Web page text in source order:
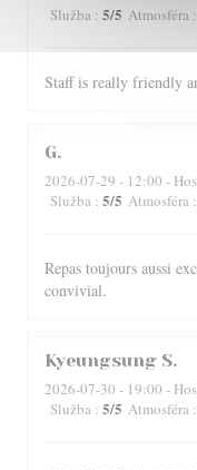
Služba : 5/5 Atmosféra :
Staff is really friendly
G
2026-07-29 - 12:00 -
Služba : 5/5 Atmosféra :
Repas toujours aussi
convivial.
Kyeungsung S
2026-07-30 - 19:00 -
Služba : 5/5 Atmosféra :